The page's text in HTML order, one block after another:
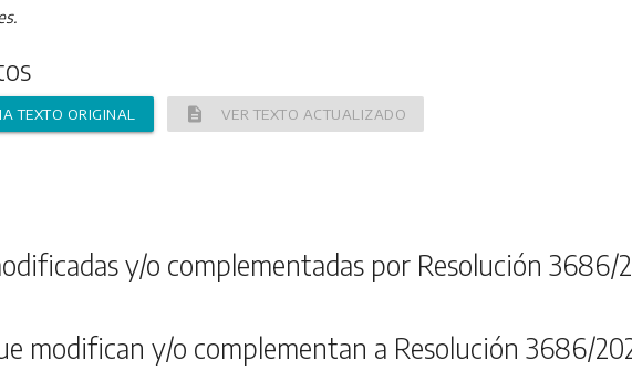
TEXTO ORIGINAL description VER TEXTO ACTUALIZADO
y/o complementadas por Resolución 3686/
modifican y/o complementan a Resolución 3686/